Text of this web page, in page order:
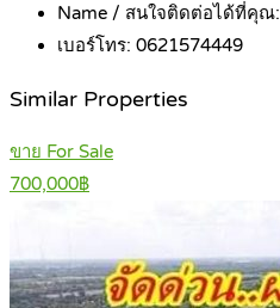
Name / สนใจติดต่อได้ที่คุณ:
เบอร์โทร: 0621574449
Similar Properties
ขาย For Sale
700,000฿